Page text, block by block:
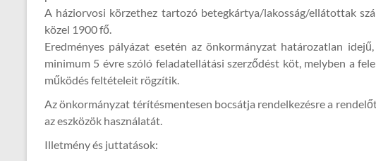
A háziorvosi körzethez tartozó betegkártya/lakosság/ellátottak
közel 1900 fő.
Eredményes pályázat esetén az önkormányzat határozatlan
minimum 5 évre szóló feladatellátási szerződést köt, melyben a
működés feltételeit rögzítik.
Az önkormányzat térítésmentesen bocsátja rendelkezésre a
az eszközök használatát.
Illetmény és juttatások: